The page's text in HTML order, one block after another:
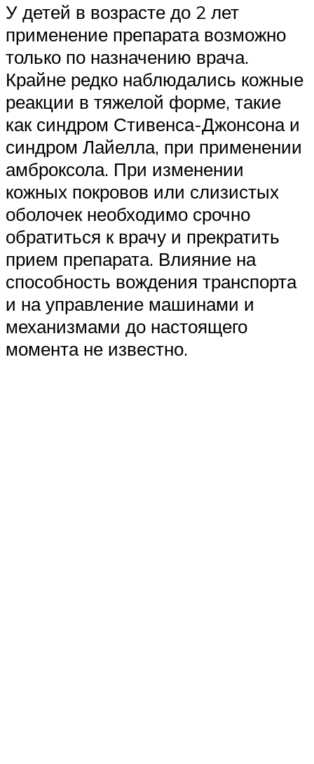
У детей в возрасте до 2 лет
применение препарата возможно
только по назначению врача.
Крайне редко наблюдались кожные
реакции в тяжелой форме, такие
как синдром Стивенса-Джонсона и
синдром Лайелла, при применении
амброксола. При изменении
кожных покровов или слизистых
оболочек необходимо срочно
обратиться к врачу и прекратить
прием препарата. Влияние на
способность вождения транспорта
и на управление машинами и
механизмами до настоящего
момента не известно.